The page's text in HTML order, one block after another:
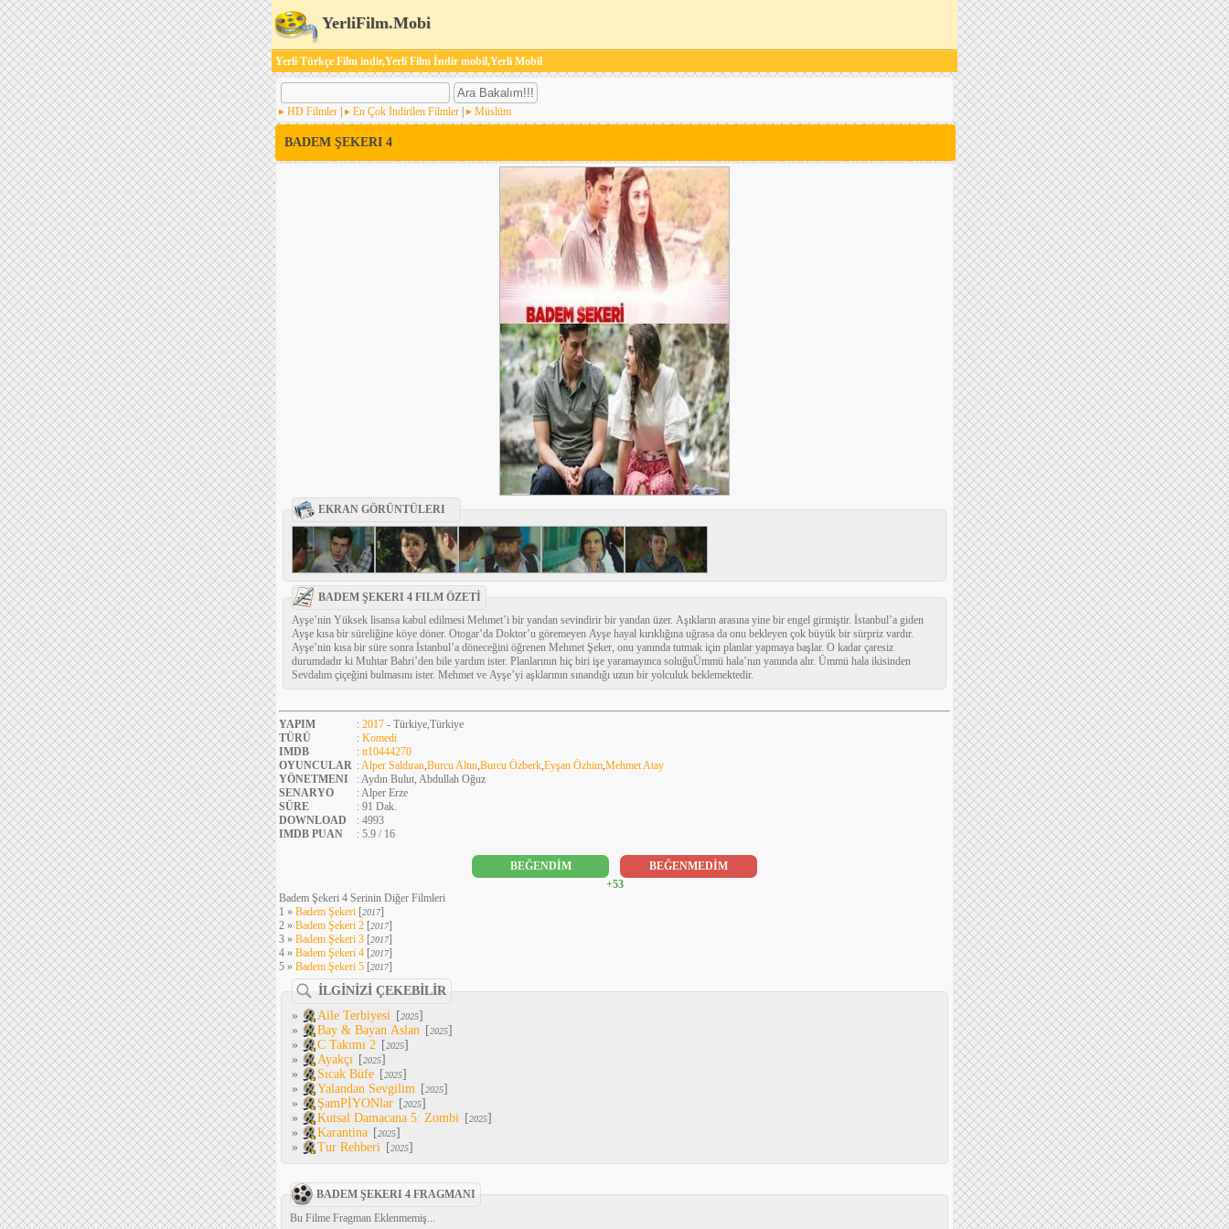
YerliFilm.Mobi
Yerli Türkçe Film indir,Yerli Film İndir mobil,Yerli Mobil
HD Filmler En Çok İndirilen Filmler Müslüm
BADEM ŞEKERI 4
EKRAN GÖRÜNTÜLERI
BADEM ŞEKERI 4 FILM ÖZETİ
Ayşe’nin Yüksek lisansa kabul edilmesi Mehmet’i bir yandan sevindirir bir yandan üzer. Aşıkların arasına yine bir engel girmiştir. İstanbul’a giden
Ayşe kısa bir süreliğine köye döner. Otogar’da Doktor’u göremeyen Ayşe hayal kırıklığına uğrasa da onu bekleyen çok büyük bir sürpriz vardır.
Ayşe’nin kısa bir süre sonra İstanbul’a döneceğini öğrenen Mehmet Şeker, onu yanında tutmak için planlar yapmaya başlar. O kadar çaresiz
durumdadır ki Muhtar Bahri’den bile yardım ister. Planlarının hiç biri işe yaramayınca soluğuÜmmü hala’nın yanında alır. Ümmü hala ikisinden
Sevdalım çiçeğini bulmasını ister. Mehmet ve Ayşe’yi aşklarının sınandığı uzun bir yolculuk beklemektedir.
YAPIM : 2017 - Türkiye,Türkiye
TÜRÜ
: Komedi
IMDB
: tt10444270
OYUNCULAR :Alper Saldıran,Burcu Altın,Burcu Özberk,Eyşan Özhim,Mehmet Atay
YÖNETMENI
: Aydın Bulut, Abdullah Oğuz
SENARYO
: Alper Erze
SÜRE
: 91 Dak.
DOWNLOAD
: 4993
IMDB PUAN
: 5.9 / 16
BEĞENDİM
BEĞENMEDİM
+53
Badem Şekeri 4 Serinin Diğer Filmleri
1 » Badem Şekeri [2017]
2 » Badem Şekeri 2 [2017]
3 » Badem Şekeri 3 [2017]
4 » Badem Şekeri 4 [2017]
5 » Badem Şekeri 5 [2017]
İLGİNİZİ ÇEKEBİLİR
»
Aile Terbiyesi [2025]
»
Bay & Bayan Aslan [2025]
»
C Takımı 2 [2025]
»
Ayakçı [2025]
»
Sıcak Büfe [2025]
»
Yalandan Sevgilim [2025]
»
ŞamPİYONlar [2025]
»
Kutsal Damacana 5: Zombi [2025]
»
Karantina [2025]
»
Tur Rehberi [2025]
BADEM ŞEKERI 4 FRAGMANI
Bu Filme Fragman Eklenmemiş...